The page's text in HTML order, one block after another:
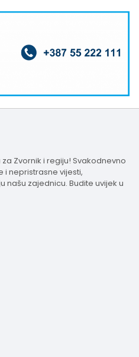
Zvornik i regiju! Svakodnevno
nepristrasne vijesti,
našu zajednicu. Budite uvijek u